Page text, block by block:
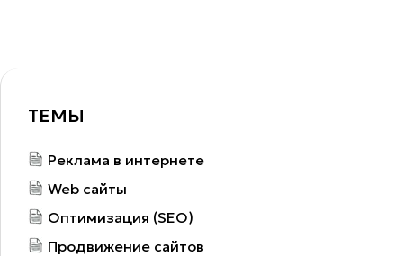
ТЕМЫ
Реклама в интернете
Web сайты
Оптимизация (SEO)
Продвижение сайтов